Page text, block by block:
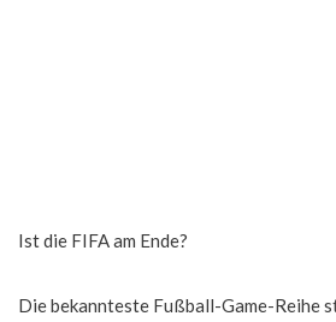
Ist die FIFA am Ende?
Die bekannteste Fußball-Game-Reihe